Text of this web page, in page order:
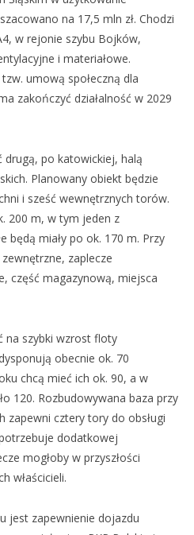
na 17,5 mln zł. Chodzi
w rejonie szybu Bojków,
i materiałowe.
umową społeczną dla
zakończyć działalność w 2029
drugą, po katowickiej, halą
Planowany obiekt będzie
i sześć wewnętrznych torów.
200 m, w tym jeden z
będą miały po ok. 170 m. Przy
zaplecze
część magazynową, miejsca
na szybki wzrost floty
obecnie ok. 70
chcą mieć ich ok. 90, a w
120. Rozbudowywana baza przy
zapewni cztery tory do obsługi
dodatkowej
mogłoby w przyszłości
właścicieli.
jest zapewnienie dojazdu